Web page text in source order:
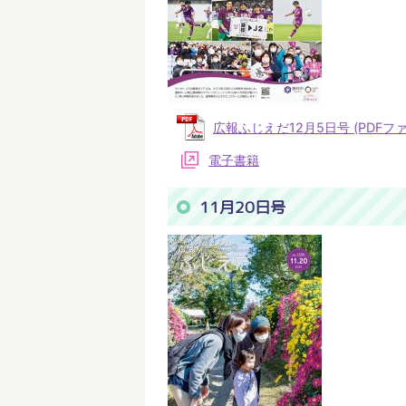
広報ふじえだ12月5日号 (PDFフ
電子書籍
11月20日号